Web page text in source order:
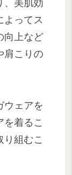
、美肌効
よってス
向上など
肩こりの
ウェアを
着るこ
り組むこ